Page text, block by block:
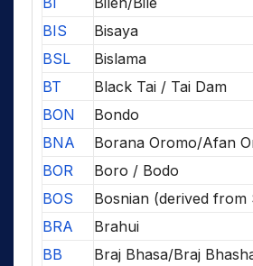
BIS
Bisaya
BSL
Bislama
BT
Black Tai / Tai Dam
BON
Bondo
BNA
Borana Oromo/Afan
BOR
Boro / Bodo
BOS
Bosnian (derived from
BRA
Brahui
BB
Braj Bhasa/Braj